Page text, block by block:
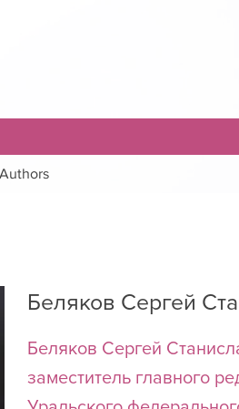
Authors
Беляков Сергей
Беляков Сергей
заместитель главного